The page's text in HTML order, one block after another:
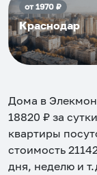
от1970₽
Краснодар
Дома в
18820 ₽ за
квартиры
стоимость
дня, неделю и